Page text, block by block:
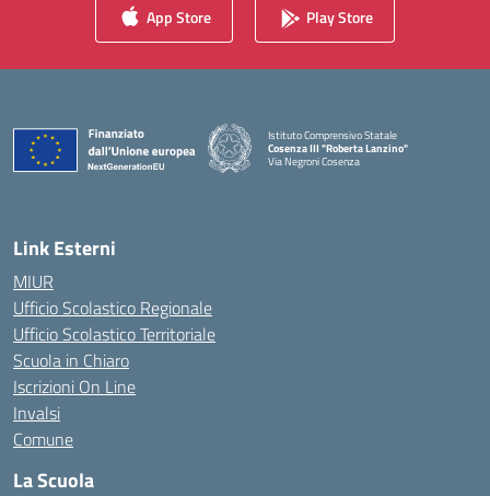
App Store Play Store
Istituto Comprensivo Statale
Cosenza III "Roberta Lanzino"
Via Negroni Cosenza
— Visita la pagina iniziale della scuola
Link Esterni
MIUR
Ufficio Scolastico Regionale
Ufficio Scolastico Territoriale
Scuola in Chiaro
Iscrizioni On Line
Invalsi
Comune
La Scuola